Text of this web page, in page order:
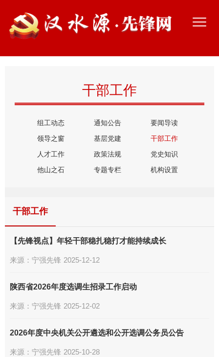
干部工作
组工动态 通知公告
要闻导读
领导之窗
基层党建
干部工作
人才工作
政策法规
党史知识
他山之石
专题专栏 机构设置
干部工作
【先锋视点】年轻干部稳扎稳打才能持续成长
来源： 宁强先锋 2025-12-12
陕西省2026年度选调生招录工作启动
来源： 宁强先锋 2025-12-02
2026年度中央机关公开遴选和公开选调公务员公告
来源： 宁强先锋 2025-10-28